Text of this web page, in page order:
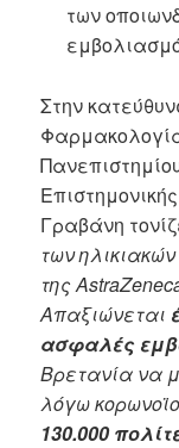
των
Στην
Γραβάνη
των
της
Απαξιώνεται
ασφαλές
Βρετανία να
λόγω
130.000